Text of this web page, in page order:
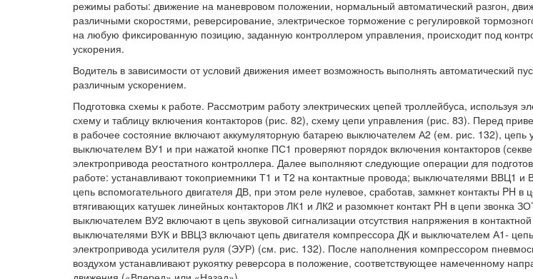
режимы работы: движение на маневровом положении, нормальный автоматический разгон,
различными скоростями, реверсирование, электрическое торможение с регулировкой
на любую фиксированную позицию, заданную контроллером управления, происходит под
ускорения.
Водитель в зависимости от условий движения имеет возможность выполнять автоматический
различным ускорением.
Подготовка схемы к работе. Рассмотрим работу электрических цепей троллейбуса, используя
схему и таблицу включения контакторов (рис. 82), схему цепи управления (рис. 83). Перед
в рабочее состояние включают аккумуляторную батарею выключателем А2 (ем. рис. 132), цепь
выключателем ВУ1 и при нажатой кнопке ПС1 проверяют порядок включения контакторов
электропривода реостатного контроллера. Далее выполняют следующие операции для
работе: устанавливают токоприемники Т1 и Т2 на контактные провода; выключателями ВВЦ1 и
цепь вспомогательного двигателя ДВ, при этом реле нулевое, сработав, замкнет контакты PH в
втягивающих катушек линейных контакторов ЛК1 и ЛК2 и разомкнет контакт PH в цепи звонка
выключателем ВУ2 включают в цепь звуковой сигнализации отсутствия напряжения в
выключателями ВУК и ВВЦЗ включают цепь двигателя компрессора ДК и выключателем А1- цепь
электропривода усилителя руля (ЭУР) (см. рис. 132). После наполнения компрессором
воздухом устанавливают рукоятку реверсора в положение, соответствующее намеченному